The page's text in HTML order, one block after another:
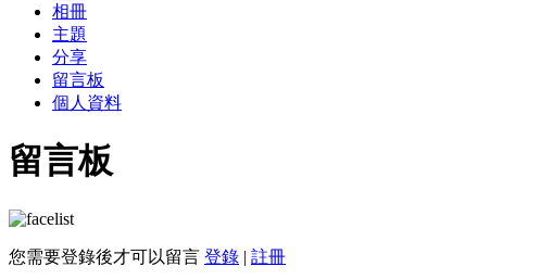
相冊
主題
分享
留言板
個人資料
留言板
您需要登錄後才可以留言 登錄 | 註冊